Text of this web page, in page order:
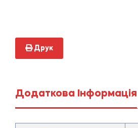
Друк
Додаткова Інформація